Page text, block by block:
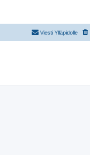
Viesti Ylläpidolle